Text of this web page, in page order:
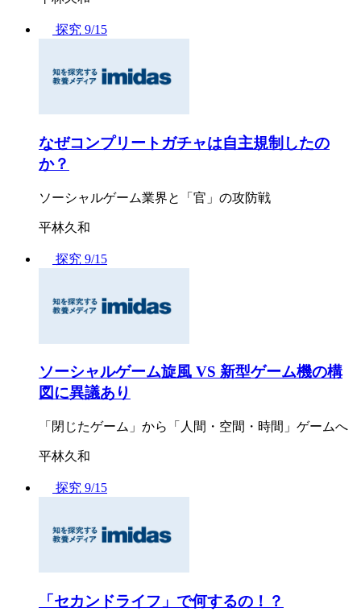
探究 9/15
なぜコンプリートガチャは自主規制したの
か？
ソーシャルゲーム業界と「官」の攻防戦
平林久和
探究 9/15
ソーシャルゲーム旋風 VS 新型ゲーム機の構
図に異議あり
「閉じたゲーム」から「人間・空間・時間」ゲームへ
平林久和
探究 9/15
「セカンドライフ」で何するの！？